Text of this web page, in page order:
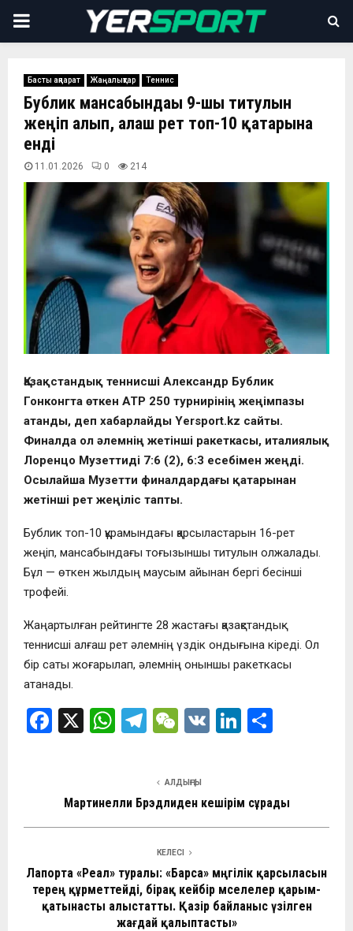
PRIMARY
Басты ақпарат Жаңалықтар Теннис
Бублик мансабындағы 9-шы титулын
жеңіп алып, алғаш рет топ-10 қатарына
енді
11.01.2026 0 214
Қазақстандық теннисші Александр Бублик
Гонконгта өткен ATP 250 турнирінің жеңімпазы
атанды, деп хабарлайды Yersport.kz сайты.
Финалда ол әлемнің жетінші ракеткасы, италиялық
Лоренцо Музеттиді 7:6 (2), 6:3 есебімен жеңді.
Осылайша Музетти финалдардағы қатарынан
жетінші рет жеңіліс тапты.
Бублик топ-10 құрамындағы қарсыластарын 16-рет
жеңіп, мансабындағы тоғызыншы титулын олжалады.
Бұл — өткен жылдың маусым айынан бергі бесінші
трофейі.
Жаңартылған рейтингте 28 жастағы қазақстандық
теннисші алғаш рет әлемнің үздік ондығына кіреді. Ол
бір саты жоғарылап, әлемнің оныншы ракеткасы
атанады.
F
b
o
k
X
W
s
A
p
T
gr
a
m
W
C
h
at
V
Li
dI
n
р
а
и
ть
АЛДЫҢҒЫ
Мартинелли Брэдлиден кешірім сұрады
КЕЛЕСІ
Лапорта «Реал» туралы: «Барса» мәңгілік қарсыласын
терең құрметтейді, бірақ кейбір мәселелер қарым-
қатынасты алыстатты. Қазір байланыс үзілген
жағдай қалыптасты»